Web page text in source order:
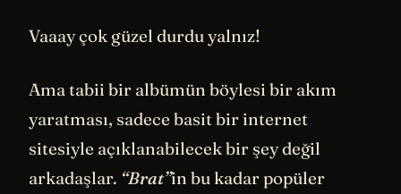
Vaaay çok güzel durdu yalnız!
Ama tabii bir albümün böylesi bir akım
yaratması, sadece basit bir internet
sitesiyle açıklanabilecek bir şey değil
arkadaşlar. “Brat”in bu kadar popüler